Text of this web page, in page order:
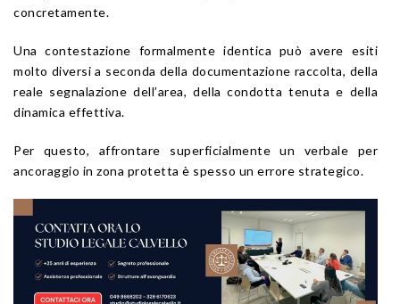
concretamente.
Una contestazione formalmente identica può avere esiti
molto diversi a seconda della documentazione raccolta, della
reale segnalazione dell’area, della condotta tenuta e della
dinamica effettiva.
Per questo, affrontare superficialmente un verbale per
ancoraggio in zona protetta è spesso un errore strategico.